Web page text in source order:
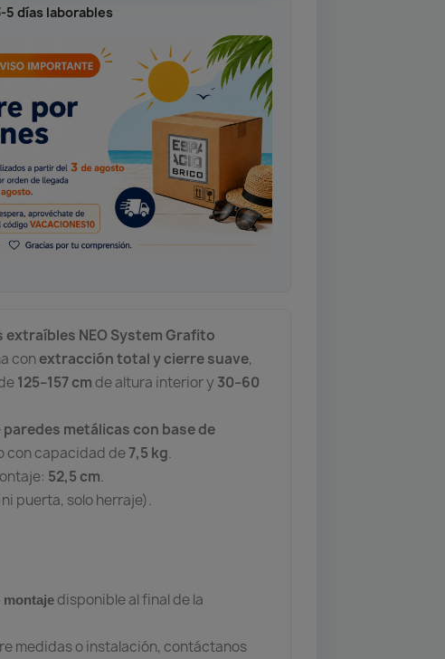
5 días laborables
extraíbles NEO System Grafito
con extracción total y cierre suave,
125–157 cm de altura interior y 30–60
paredes metálicas con base de
con capacidad de7,5 kg.
52,5 cm.
puerta, solo herraje).
montaje disponible al final de la
medidas o instalación, contáctanos